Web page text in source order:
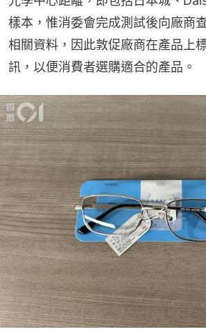
樣本，惟消委會完成測試後向廠商
相關資料，因此敦促廠商在產品上
訊，以便消費者選購適合的產品。